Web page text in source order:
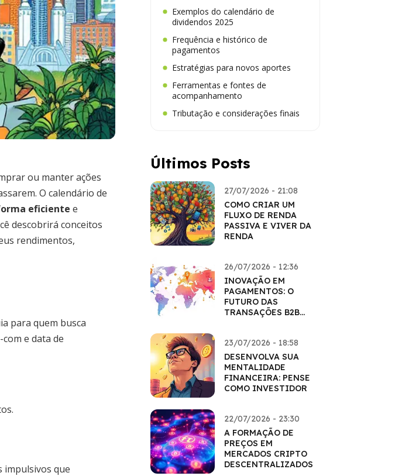
ou manter ações
O calendário de
eficiente e
descobrirá conceitos
rendimentos,
para quem busca
e data de
impulsivos que
Exemplos do calendário de
dividendos 2025
Frequência e histórico de
pagamentos
Estratégias para novos aportes
Ferramentas e fontes de
acompanhamento
Tributação e considerações finais
Últimos Posts
27/07/2026 - 21:08
COMO CRIAR UM
FLUXO DE RENDA
PASSIVA E VIVER DA
RENDA
26/07/2026 - 12:36
INOVAÇÃO EM
PAGAMENTOS: O
FUTURO DAS
TRANSAÇÕES B2B
23/07/2026 - 18:58
DESENVOLVA SUA
MENTALIDADE
FINANCEIRA: PENSE
COMO INVESTIDOR
22/07/2026 - 23:30
A FORMAÇÃO DE
PREÇOS EM
MERCADOS CRIPTO
DESCENTRALIZADOS